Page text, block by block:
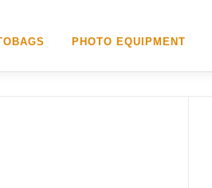
PHOTO EQUIPMENT